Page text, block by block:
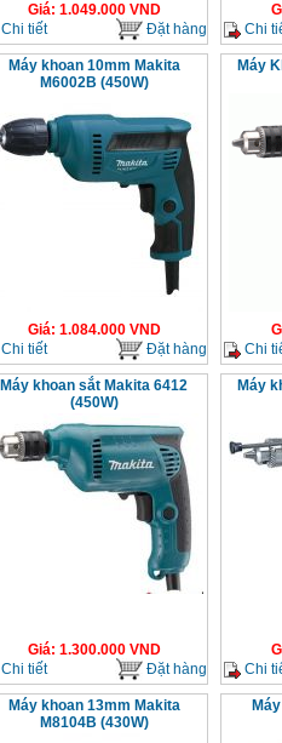
Giá: 1.049.000VND
Chi tiết
Đặt hàng
Chi
Máy khoan 10mm Makita
M6002B (450W)
Giá: 1.084.000VND
Chi tiết
Đặt hàng
Máy
Chi
Máy khoan sắt Makita 6412
(450W)
Giá: 1.300.000VND
Chi tiết
Đặt hàng
Máy
Chi
Máy khoan 13mm Makita
M8104B (430W)